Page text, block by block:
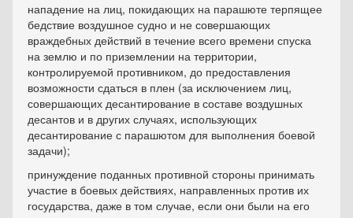
нападение на лиц, покидающих на парашюте терпящее
бедствие воздушное судно и не совершающих
враждебных действий в течение всего времени спуска
на землю и по приземлении на территории,
контролируемой противником, до предоставления
возможности сдаться в плен (за исключе­нием лиц,
совершающих десантирование в составе воздушных
десантов и в других случаях, использующих
десантирование с парашютом для выполне­ния боевой
задачи);
принуждение поданных противной стороны принимать
участие в боевых действиях, направленных против их
государства, даже в том случае, если они были на его